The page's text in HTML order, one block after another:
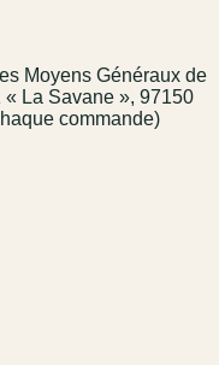
Moyens Généraux de
« La Savane », 97150
commande)